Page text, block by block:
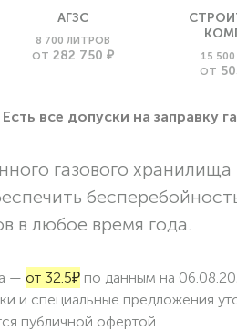
АГЗС
8 700 ЛИТРОВ
ОТ 282 750 ₽
15
ОТ
Есть все допуски нa заправку
газового
в любое время года.
— от 32.5₽ по данным на
и специальные предложения
публичной офертой.